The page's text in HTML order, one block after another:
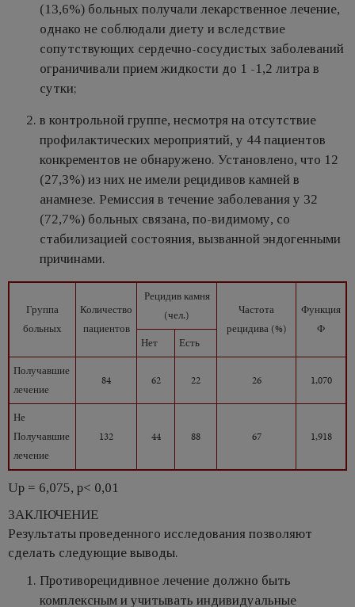
(13,6%) больных получали лекарственное лечение,
однако не соблюдали диету и вследствие
сопутствующих сердечно-сосудистых заболеваний
ограничивали прием жидкости до 1 -1,2 литра в
сутки;
в контрольной группе, несмотря на отсутствие
профилактических мероприятий, у 44 пациентов
конкрементов не обнаружено. Установлено, что 12
(27,3%) из них не имели рецидивов камней в
анамнезе. Ремиссия в течение заболевания у 32
(72,7%) больных связана, по-видимому, со
стабилизацией состояния, вызванной эндогенными
причинами.
Группа
больных
Количество
пациентов
Рецидив камня
(чел.)
Частота
рецидива (%)
Функция
Ф
Нет
Есть
Получавшие
лечение
84 62 22 26 1,070
Не
Получавшие
лечение
132 44 88 67 1,918
Up = 6,075, p< 0,01
ЗАКЛЮЧЕНИЕ
Результаты проведенного исследования позволяют
сделать следую­щие выводы.
Противорецидивное лечение должно быть
комплексным и учитывать индивидуальные